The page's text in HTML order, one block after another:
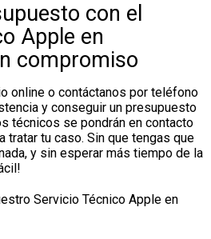
con el
Apple en
compromiso
online o contáctanos por teléfono
y conseguir un presupuesto
técnicos se pondrán en contacto
tratar tu caso. Sin que tengas que
y sin esperar más tiempo de la
Servicio Técnico Apple en